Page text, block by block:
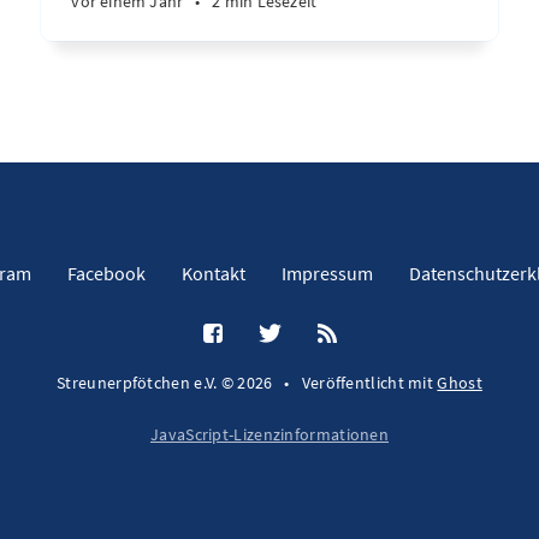
Facebook Kontakt Impressum
Streunerpfötchen e.V. © 2026 • Veröffentlicht mitGhost
JavaScript-Lizenzinformationen